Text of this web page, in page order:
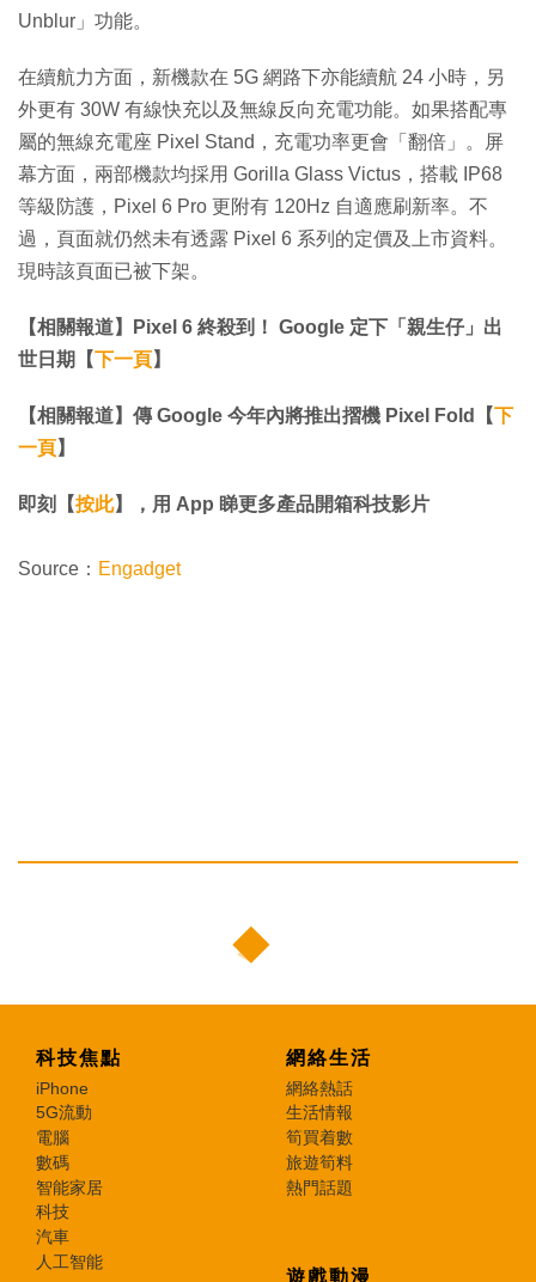
Unblur」功能。
在續航力方面，新機款在 5G 網路下亦能續航 24 小時，另
外更有 30W 有線快充以及無線反向充電功能。如果搭配專
屬的無線充電座 Pixel Stand，充電功率更會「翻倍」。屏
幕方面，兩部機款均採用 Gorilla Glass Victus，搭載 IP68
等級防護，Pixel 6 Pro 更附有 120Hz 自適應刷新率。不
過，頁面就仍然未有透露 Pixel 6 系列的定價及上市資料。
現時該頁面已被下架。
【相關報道】Pixel 6 終殺到！ Google 定下「親生仔」出
世日期【下一頁】
【相關報道】傳 Google 今年內將推出摺機 Pixel Fold【下
一頁】
即刻【按此】，用 App 睇更多產品開箱科技影片
Source： Engadget
科技焦點
iPhone
5G流動
電腦
數碼
智能家居
科技
汽車
人工智能
網絡生活
網絡熱話
生活情報
筍買着數
旅遊筍料
熱門話題
遊戲動漫